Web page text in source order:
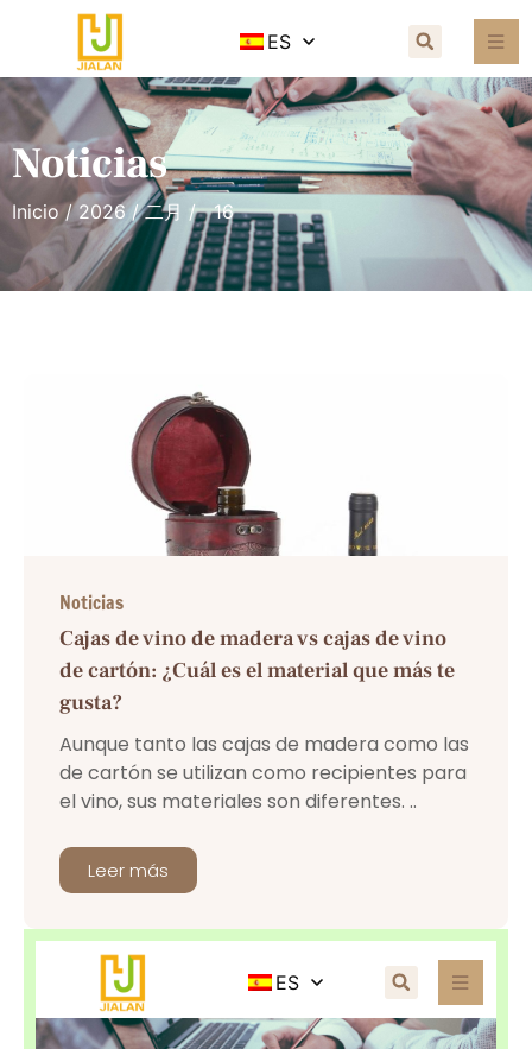
ES
Noticias
Inicio/ 2026/二月 / 16
Noticias
Cajas de vino de madera vs cajas de vino
de cartón: ¿Cuál es el material que más te
gusta?
Aunque tanto las cajas de madera como las
de cartón se utilizan como recipientes para
el vino, sus materiales son diferentes. ..
Leer más
ES